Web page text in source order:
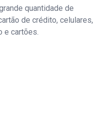
quantidade de
de crédito, celulares,
e cartões.